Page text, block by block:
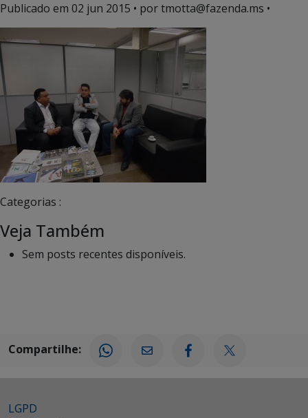
Publicado em 02 jun 2015 • por tmotta@fazenda.ms •
Categorias :
Veja Também
Sem posts recentes disponíveis.
Compartilhe:
LGPD